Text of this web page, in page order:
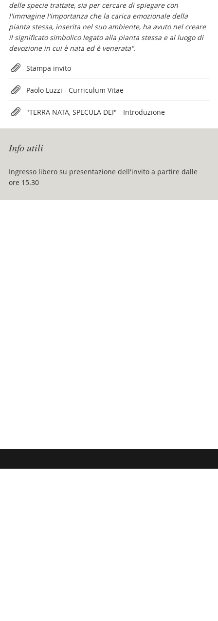
delle specie trattate, sia per cercare di spiegare con
l'immagine l'importanza che la carica emozionale della
pianta stessa, inserita nel suo ambiente, ha avuto nel creare
il significato simbolico legato alla pianta stessa e al luogo di
devozione in cui è nata ed è venerata".
Attachments
Stampa invito
Paolo Luzzi - Curriculum Vitae
"TERRA NATA, SPECULA DEI" - Introduzione
Info utili
Ingresso libero su presentazione dell'invito a partire dalle
ore 15.30